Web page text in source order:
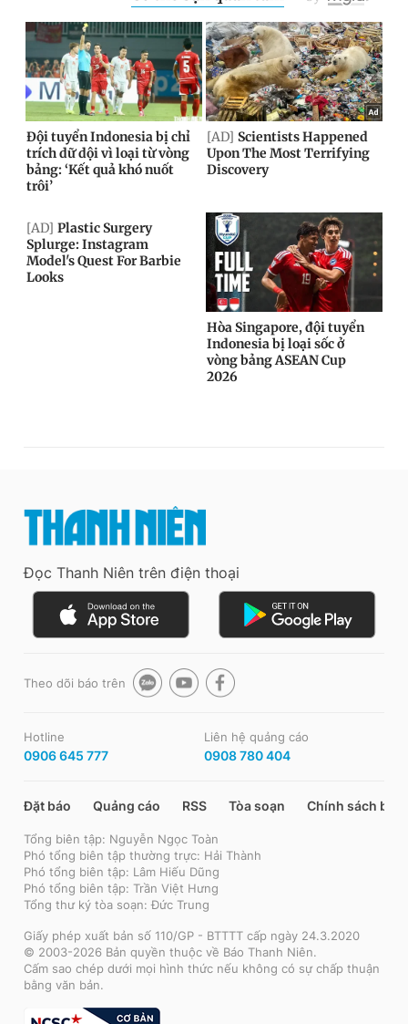
Đọc Thanh Niên trên điện thoại
Theo dõi báo trên
Hotline
0906 645 777
Liên hệ quảng cáo
0908 780 404
Đặt báo Quảng cáo RSS Tòa soạn Chính sách bảo
Tổng biên tập: Nguyễn Ngọc Toàn
Phó tổng biên tập thường trực: Hải Thành
Phó tổng biên tập: Lâm Hiếu Dũng
Phó tổng biên tập: Trần Việt Hưng
Tổng thư ký tòa soạn: Đức Trung
Giấy phép xuất bản số 110/GP - BTTTT cấp ngày 24.3.2020
© 2003-2026 Bản quyền thuộc về Báo Thanh Niên.
Cấm sao chép dưới mọi hình thức nếu không có sự chấp thuận
bằng văn bản.